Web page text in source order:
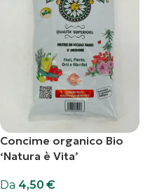
Concime organico Bio
‘Natura è Vita’
Da 4,50 €